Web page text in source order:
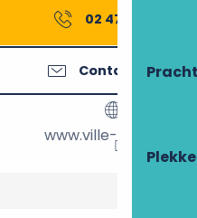
02 47 58 10
Contacteer ons
www.ville-richelieu.fr